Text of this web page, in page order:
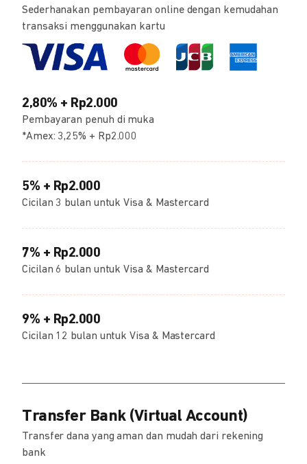
Sederhanakan pembayaran online dengan kemudahan
transaksi menggunakan kartu
2,80% + Rp2.000
Pembayaran penuh di muka
*Amex: 3,25% + Rp2.000
5% + Rp2.000
Cicilan 3 bulan untuk Visa & Mastercard
7% + Rp2.000
Cicilan 6 bulan untuk Visa & Mastercard
9% + Rp2.000
Cicilan 12 bulan untuk Visa & Mastercard
Transfer Bank (Virtual Account)
Transfer dana yang aman dan mudah dari rekening
bank